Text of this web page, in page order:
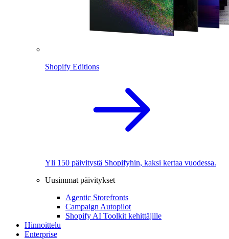
Shopify Editions
Yli 150 päivitystä Shopifyhin, kaksi kertaa vuodessa.
Uusimmat päivitykset
Agentic Storefronts
Campaign Autopilot
Shopify AI Toolkit kehittäjille
Hinnoittelu
Enterprise